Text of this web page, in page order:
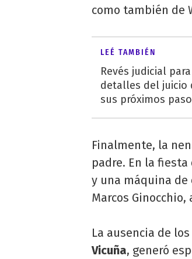
como también de
LEÉ TAMBIÉN
Revés judicial
detalles del juicio
sus próximos
Finalmente, la
padre. En la
y una máquina de
Marcos
La ausencia de
Vicuña, generó